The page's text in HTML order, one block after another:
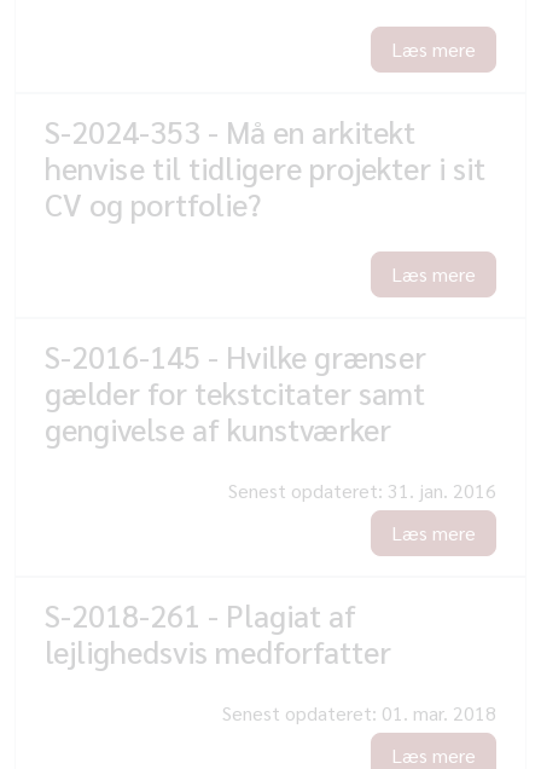
Læs mere
S-2024-353 - Må en arkitekt
henvise til tidligere projekter i sit
CV og portfolie?
Læs mere
S-2016-145 - Hvilke grænser
gælder for tekstcitater samt
gengivelse af kunstværker
Senest opdateret: 31. jan. 2016
Læs mere
S-2018-261 - Plagiat af
lejlighedsvis medforfatter
Senest opdateret: 01. mar. 2018
Læs mere